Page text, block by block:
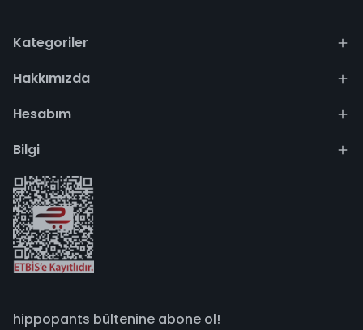
Kategoriler
Hakkımızda
Hesabım
Bilgi
hippopants bültenine abone ol!